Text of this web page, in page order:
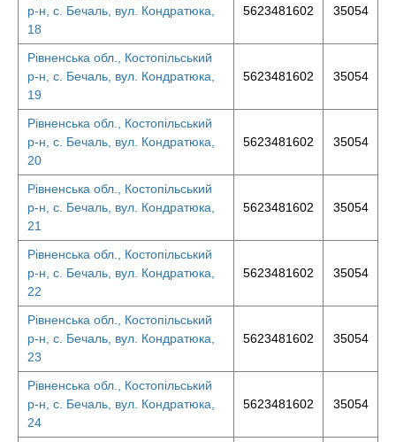
р-н, с. Бечаль, вул. Кондратюка,
18
5623481602 35054
Рівненська обл., Костопільський
р-н, с. Бечаль, вул. Кондратюка,
19
5623481602 35054
Рівненська обл., Костопільський
р-н, с. Бечаль, вул. Кондратюка,
20
5623481602 35054
Рівненська обл., Костопільський
р-н, с. Бечаль, вул. Кондратюка,
21
5623481602 35054
Рівненська обл., Костопільський
р-н, с. Бечаль, вул. Кондратюка,
22
5623481602 35054
Рівненська обл., Костопільський
р-н, с. Бечаль, вул. Кондратюка,
23
5623481602 35054
Рівненська обл., Костопільський
р-н, с. Бечаль, вул. Кондратюка,
24
5623481602 35054